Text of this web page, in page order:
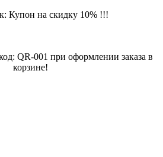
Купон на скидку 10% !!!
QR-001 при оформлении заказа в
корзине!